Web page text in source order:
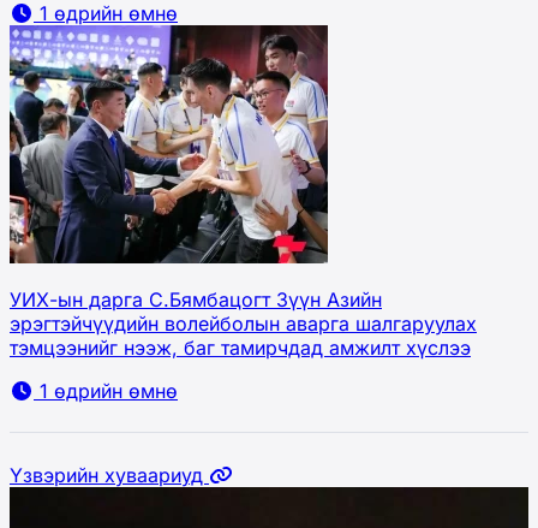
1 өдрийн өмнө
УИХ-ын дарга С.Бямбацогт Зүүн Азийн
эрэгтэйчүүдийн волейболын аварга шалгаруулах
тэмцээнийг нээж, баг тамирчдад амжилт хүслээ
1 өдрийн өмнө
Үзвэрийн хуваариуд